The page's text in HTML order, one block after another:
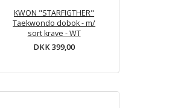
KWON "STARFIGTHER"
Taekwondo dobok - m/
sort krave - WT
DKK 399,00